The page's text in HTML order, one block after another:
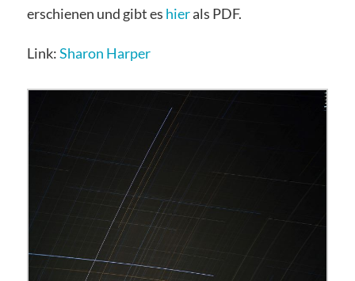
erschienen und gibt es hierals PDF.
Link:Sharon Harper